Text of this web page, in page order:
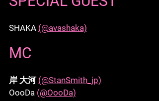
SHAKA (@avashaka)
MC
岸 大河 (@StanSmith_jp)
OooDa (@OooDa)